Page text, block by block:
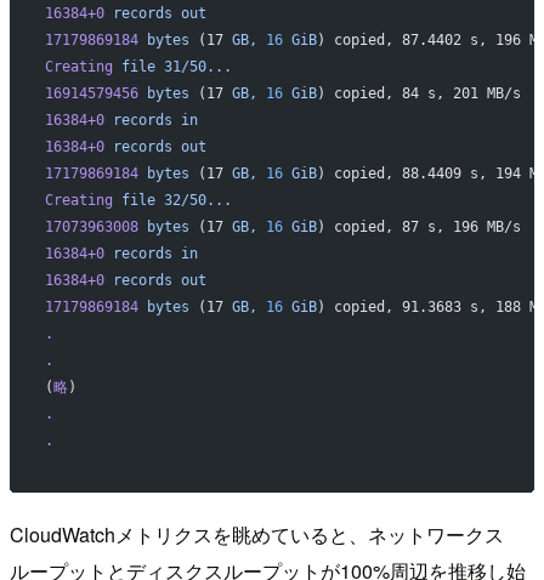
16384+0 records out
17179869184 bytes (17 GB, 16 GiB) copied, 87.4402 s, 196
Creating file 31/50...
16914579456 bytes (17 GB, 16 GiB) copied, 84 s, 201 MB/s
16384+0 records in
16384+0 records out
17179869184 bytes (17 GB, 16 GiB) copied, 88.4409 s, 194
Creating file 32/50...
17073963008 bytes (17 GB, 16 GiB) copied, 87 s, 196 MB/s
16384+0 records in
16384+0 records out
17179869184 bytes (17 GB, 16 GiB) copied, 91.3683 s, 188
.
.
(略)
.
.
CloudWatchメトリクスを眺めていると、ネットワークス
ループットとディスクスループットが100%周辺を推移し始